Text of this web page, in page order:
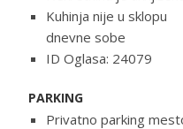
Kuhinja nije u sklopu
dnevne sobe
ID Oglasa: 24079
PARKING
Privatno parking